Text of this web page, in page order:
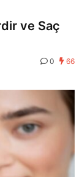
ve Saç
0 66